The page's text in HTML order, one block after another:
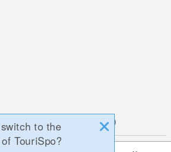
Social Web
to the
TouriSpo?